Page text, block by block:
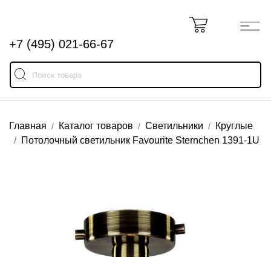
+7 (495) 021-66-67
Главная Каталог товаров Светильники
Круглые
Потолочный светильник Favourite Sternchen 1391-1U